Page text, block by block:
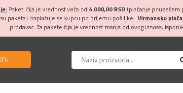
Paketi čija je vrednost veća od 4.000,00 RSD (plaćanje pouzećem
paketa i naplaćuje se kupcu po prijemu pošiljke. Virmansko
prodavac. Za pakete čija je vrednost manja od ovog iznosa,